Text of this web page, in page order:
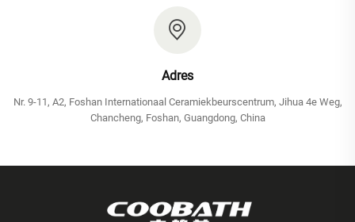
Adres
Nr. 9-11, A2, Foshan Internationaal Ceramiekbeurscentrum, Jihua 4e Weg,
Chancheng, Foshan, Guangdong, China